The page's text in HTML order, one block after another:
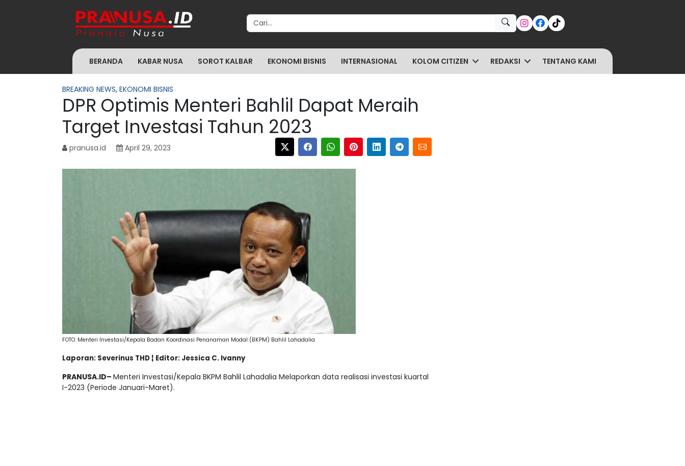
Search for:
BERANDA KABAR NUSA SOROT KALBAR EKONOMI BISNIS INTERNASIONAL KOLOM CITIZEN REDAKSI TENTANG KAMI
BREAKING NEWS, EKONOMI BISNIS
DPR Optimis Menteri Bahlil Dapat Meraih
Target Investasi Tahun 2023
pranusa.id April 29, 2023
FOTO: Menteri Investasi/Kepala Badan Koordinasi Penanaman Modal (BKPM) Bahlil Lahadalia
Laporan: Severinus THD ¦ Editor: Jessica C. Ivanny
PRANUSA.ID– Menteri Investasi/Kepala BKPM Bahlil Lahadalia Melaporkan data realisasi investasi kuartal
I-2023 (Periode Januari-Maret).